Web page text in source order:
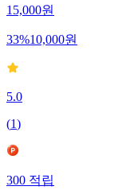
15,000원
33%10,000원
5.0
(1)
300적립